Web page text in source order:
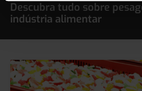
Descubra tudo sobre
indústria alimentar